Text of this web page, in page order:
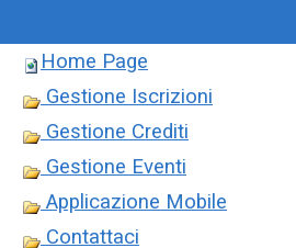
Home Page
Gestione Iscrizioni
Gestione Crediti
Gestione Eventi
Applicazione Mobile
Contattaci